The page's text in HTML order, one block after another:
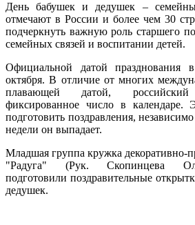
День бабушек и дедушек –
отмечают в России и более чем 30
подчеркнуть важную роль старшего
семейных связей и воспитании детей.
Официальной датой празднования
октября. В отличие от многих
плавающей датой,
фиксированное число в календаре.
подготовить поздравления,
недели он выпадает.
Младшая группа кружка декоративно-
"Радуга" (Рук. Скопинцева
подготовили поздравительные
дедушек.